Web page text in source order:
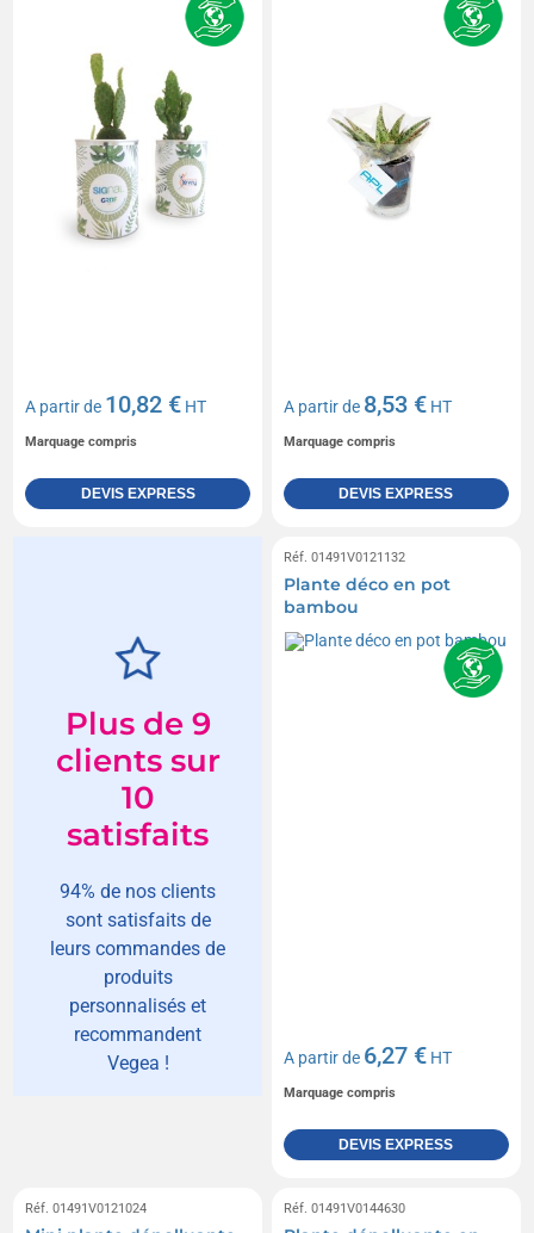
A partir de 10,82 € HT
Marquage compris
DEVIS EXPRESS
A partir de 8,53 € HT
Marquage compris
DEVIS EXPRESS
Plus de 9
clients sur
10
satisfaits
94% de nos clients
sont satisfaits de
leurs commandes de
produits
personnalisés et
recommandent
Vegea !
Réf. 01491V0121132
Plante déco en pot
bambou
A partir de 6,27 € HT
Marquage compris
DEVIS EXPRESS
Réf. 01491V0121024 Réf. 01491V0144630